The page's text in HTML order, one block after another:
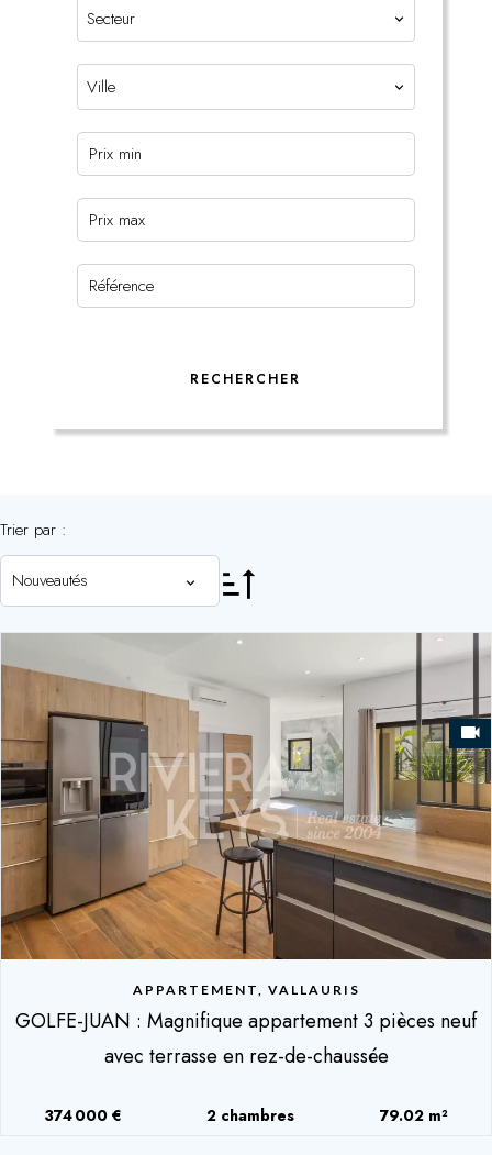
Secteur
Ville
RECHERCHER
Trier par :
Nouveautés
APPARTEMENT, VALLAURIS
GOLFE-JUAN : Magnifique appartement 3 pièces neuf
avec terrasse en rez-de-chaussée
374 000 € 2 chambres 79.02 m²